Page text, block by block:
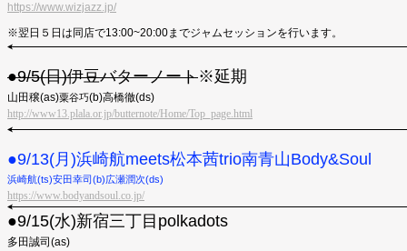
https://www.wizjazz.jp/
※翌日５日は同店で13:00~20:00までジャムセッションを行います。
●9/5(日)伊豆バターノート※延期
山田穣(as)粟谷巧(b)高橋徹(ds)
http://www13.plala.or.jp/butternote/Home/Top_page.html
●9/13(月)浜崎航meets松本茜trio南青山Body&Soul
浜崎航(ts)安田幸司(b)広瀬潤次(ds)
https://www.bodyandsoul.co.jp/
●9/15(水)新宿三丁目polkadots
多田誠司(as)